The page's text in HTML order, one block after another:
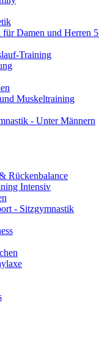
für Damen und Herren
Training
Muskeltraining
- Unter Männern
Rückenbalance
Intensiv
- Sitzgymnastik